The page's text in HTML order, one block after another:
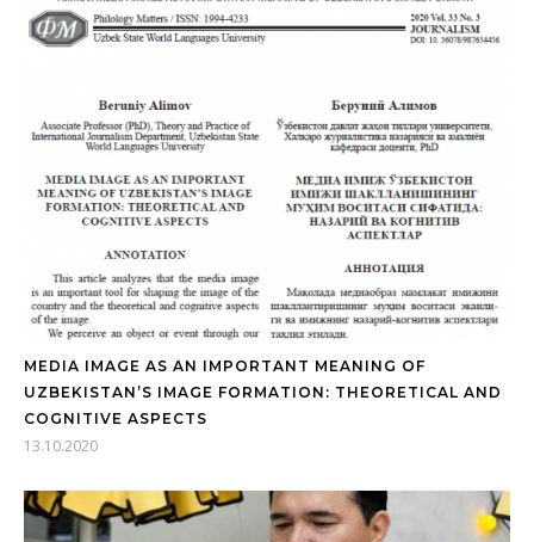
MEDIA IMAGE AS AN IMPORTANT MEANING OF
UZBEKISTAN’S IMAGE FORMATION: THEORETICAL AND
COGNITIVE ASPECTS
13.10.2020